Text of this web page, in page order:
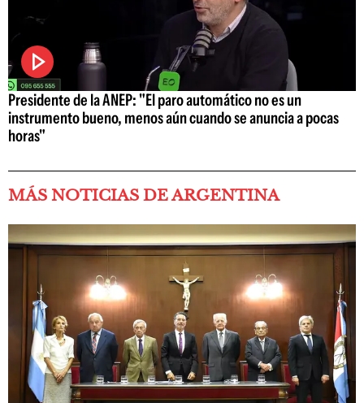
Presidente de la ANEP: "El paro automático no es un
instrumento bueno, menos aún cuando se anuncia a pocas
horas"
MÁS NOTICIAS DE ARGENTINA